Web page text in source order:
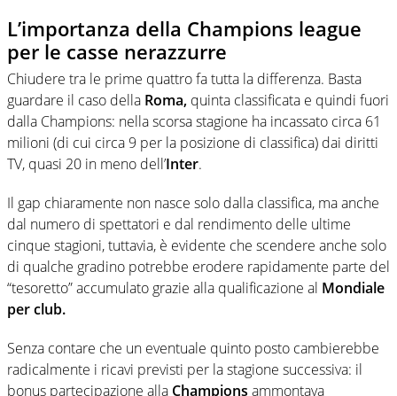
L’importanza della Champions league
per le casse nerazzurre
Chiudere tra le prime quattro fa tutta la differenza. Basta
guardare il caso della Roma, quinta classificata e quindi fuori
dalla Champions: nella scorsa stagione ha incassato circa 61
milioni (di cui circa 9 per la posizione di classifica) dai diritti
TV, quasi 20 in meno dell’Inter.
Il gap chiaramente non nasce solo dalla classifica, ma anche
dal numero di spettatori e dal rendimento delle ultime
cinque stagioni, tuttavia, è evidente che scendere anche solo
di qualche gradino potrebbe erodere rapidamente parte del
“tesoretto” accumulato grazie alla qualificazione al Mondiale
per club.
Senza contare che un eventuale quinto posto cambierebbe
radicalmente i ricavi previsti per la stagione successiva: il
bonus partecipazione alla Champions ammontava